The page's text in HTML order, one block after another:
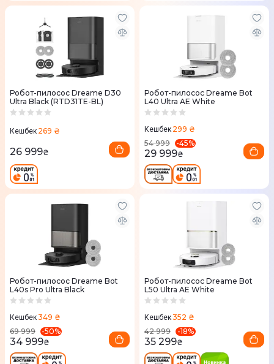
Робот-пилосос Dreame D30
Ultra Black (RTD31TE-BL)
Кешбек 269 ₴
26 999₴
Робот-пилосос Dreame Bot
L40 Ultra AE White
Кешбек 299 ₴
54 999
-45%
29 999₴
Робот-пилосос Dreame Bot
L40s Pro Ultra Black
Кешбек349 ₴
69 999
-50%
34 999₴
Робот-пилосос Dreame Bot
L50 Ultra AE White
Кешбек352 ₴
42 999
-18%
35 299₴